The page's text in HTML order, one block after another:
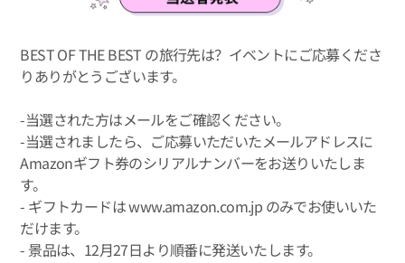
BEST OF THE BEST の旅行先は？イベントにご応募くださ
りありがとうございます。
-当選された方はメールをご確認ください。
-当選されましたら、ご応募いただいたメールアドレスに
Amazonギフト券のシリアルナンバーをお送りいたしま
す。
- ギフトカードは www.amazon.com.jp のみでお使いいた
だけます。
- 景品は、12月27日より順番に発送いたします。